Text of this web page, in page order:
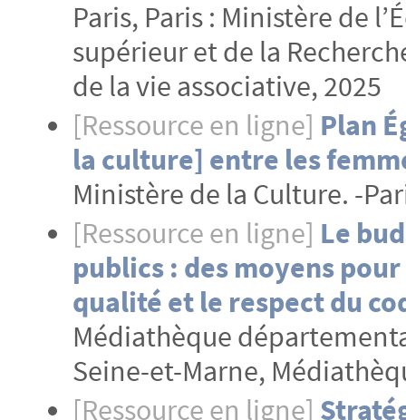
Paris, Paris : Ministère de
supérieur et de la
de la vie associative, 2025
[Ressource en ligne] Plan
la culture] entre les
Ministère de la Culture. -
[Ressource en ligne] Le
publics : des moyens
qualité et le respect du
Médiathèque
Seine-et-Marne,
[Ressource en ligne]